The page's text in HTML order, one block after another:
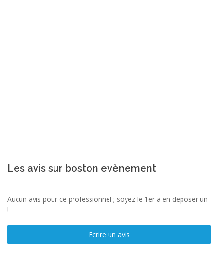
Les avis sur boston evènement
Aucun avis pour ce professionnel ; soyez le 1er à en déposer un
!
Ecrire un avis